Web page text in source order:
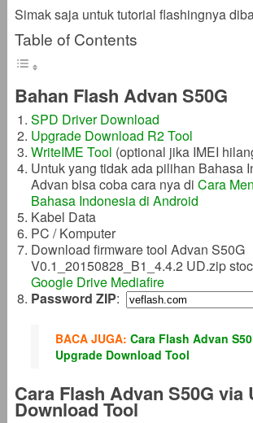
Simak saja untuk tutorial flashingnya
Table of Contents
Bahan Flash Advan S50G
SPD Driver Download
Upgrade Download R2 Tool
WriteIME Tool (optional jika IMEI
Untuk yang tidak ada pilihan Bahasa
Advan bisa coba cara nya di Cara
Bahasa Indonesia di Android
Kabel Data
PC / Komputer
Download firmware tool Advan S50G
V0.1_20150828_B1_4.4.2 UD.zip
Google Drive Mediafire
Password ZIP:
BACA JUGA: Cara Flash Advan
Upgrade Download Tool
Cara Flash Advan S50G via
Download Tool